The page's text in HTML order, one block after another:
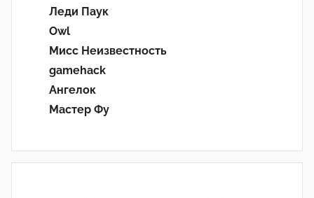
Леди Паук
Owl
Мисс Неизвестность
gamehack
Ангелок
Мастер Фу